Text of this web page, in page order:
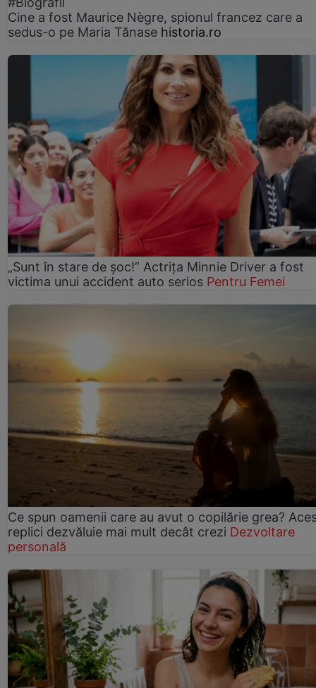
Cine a fost Maurice Nègre, spionul francez care a
sedus-o pe Maria Tănase historia.ro
„Sunt în stare de șoc!” Actrița Minnie Driver a fost
victima unui accident auto serios Pentru Femei
Ce spun oamenii care au avut o copilărie grea?
replici dezvăluie mai mult decât crezi Dezvoltare
personală